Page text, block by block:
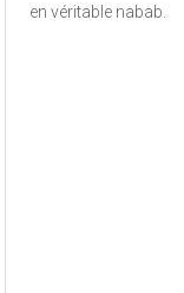
en véritable nabab.